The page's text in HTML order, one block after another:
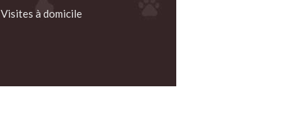
Visites à domicile